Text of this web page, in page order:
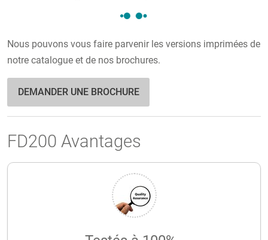
Nous pouvons vous faire parvenir les versions imprimées de
notre catalogue et de nos brochures.
DEMANDER UNE BROCHURE
FD200 Avantages